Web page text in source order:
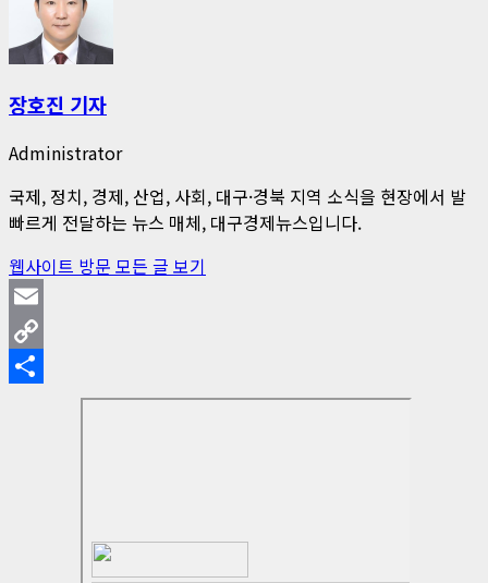
장호진 기자
Administrator
국제, 정치, 경제, 산업, 사회, 대구·경북 지역 소식을 현장에서 발
빠르게 전달하는 뉴스 매체, 대구경제뉴스입니다.
웹사이트 방문 모든 글 보기
Email
Copy